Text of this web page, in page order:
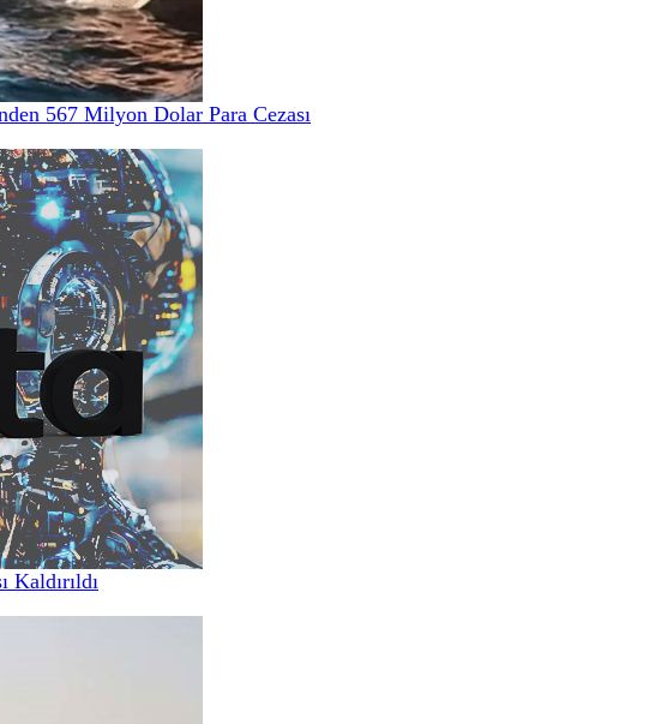
567 Milyon Dolar Para Cezası